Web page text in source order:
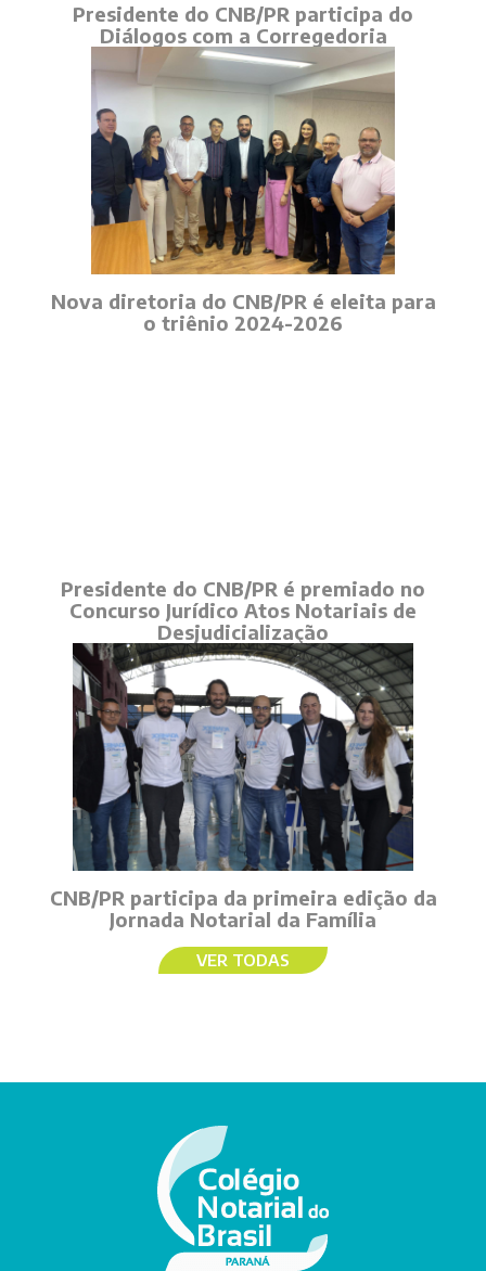
Presidente do CNB/PR participa do
Diálogos com a Corregedoria
Nova diretoria do CNB/PR é eleita para
o triênio 2024-2026
Presidente do CNB/PR é premiado no
Concurso Jurídico Atos Notariais de
Desjudicialização
CNB/PR participa da primeira edição da
Jornada Notarial da Família
VER TODAS